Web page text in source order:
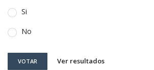
Si
No
VOTAR Ver resultados